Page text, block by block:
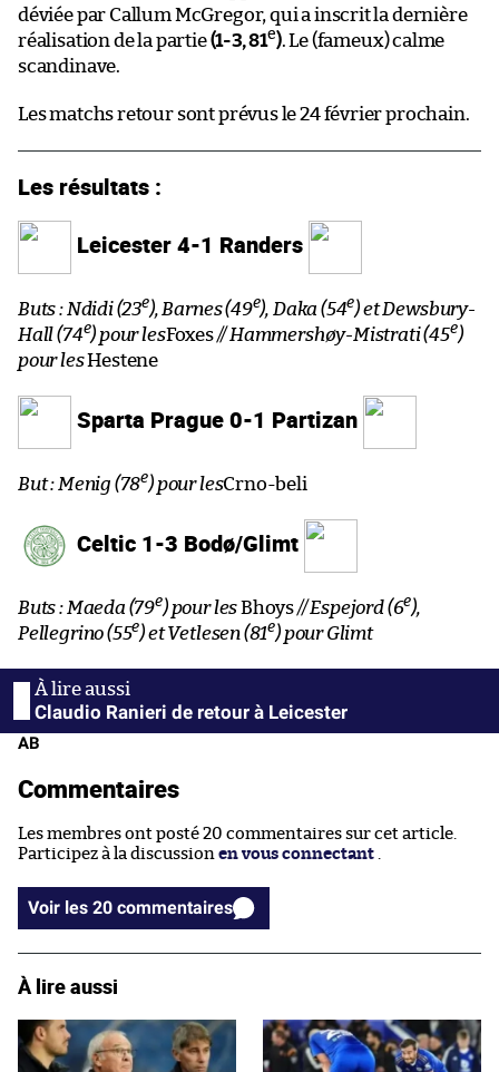
déviée par Callum McGregor, qui a inscrit la dernière
réalisation de la partie(1-3, 81e). Le (fameux) calme
scandinave.
Les matchs retour sont prévus le 24 février prochain.
Les résultats :
Leicester 4-1 Randers
Buts : Ndidi (23e), Barnes (49e), Daka (54e) et Dewsbury-
Hall (74e) pour lesFoxes// Hammershøy-Mistrati (45e)
pour lesHestene
Sparta Prague 0-1 Partizan
But : Menig (78e) pour lesCrno-beli
Celtic 1-3 Bodø/Glimt
Buts : Maeda (79e) pour lesBhoys// Espejord (6e),
Pellegrino (55e) et Vetlesen (81e) pour Glimt
Claudio Ranieri de retour à Leicester
AB
Commentaires
Les membres ont posté 20 commentaires sur cet article.
Participez à la discussion en vous connectant
Voir les 20 commentaires
À lire aussi